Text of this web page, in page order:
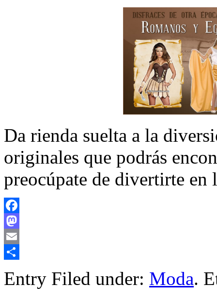
Da rienda suelta a la
originales que podrás
preocúpate de divertirte en
Facebook
Mastodon
Email
Entry Filed under: Moda.